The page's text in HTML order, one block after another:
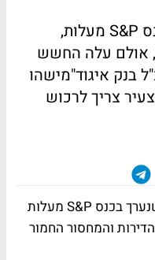
בפאנל בנושא שוק הדיור בכנס S&P מעלות,
אולם עלה החשש
בנק איגוד"מישהו
צריך לרכוש
במרכז הפאנל בנושא שוק הדיור שנערך בכנס S&P מעלות
והמחסור החמור